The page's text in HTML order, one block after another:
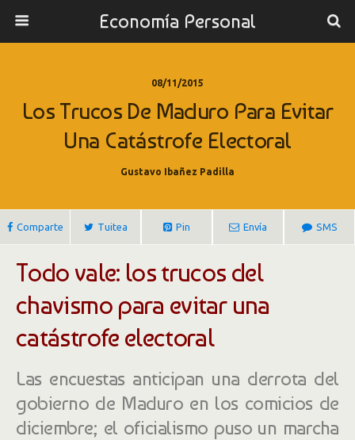
Economía Personal
08/11/2015
Los Trucos De Maduro Para Evitar
Una Catástrofe Electoral
Gustavo Ibañez Padilla
Comparte Tuitea Pin Envía SMS
Todo vale: los trucos del
chavismo para evitar una
catástrofe electoral
Las encuestas anticipan una derrota del
gobierno de Maduro en los comicios de
diciembre; el oficialismo puso un marcha